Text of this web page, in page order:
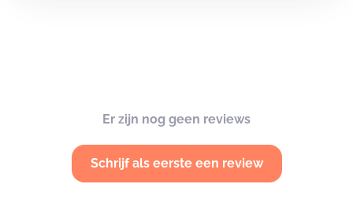
Er zijn nog geen reviews
Schrijf als eerste een review